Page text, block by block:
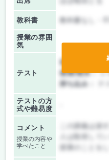
教科書 教科書なし・不
授業の雰囲
気
テスト
前期/中間：
後期/期末：レ
持ち込み：
テストの方
式や難易度
コメント
授業の内容や
学べたこと
この講義は楽
人は取得して